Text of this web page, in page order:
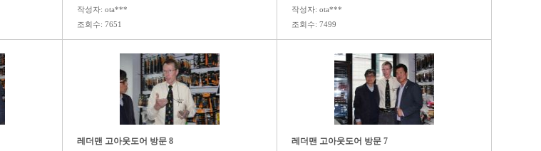
작성자: ota***
조회수: 7651
작성자: ota***
조회수: 7499
레더맨 고아웃도어 방문 8 레더맨 고아웃도어 방문 7